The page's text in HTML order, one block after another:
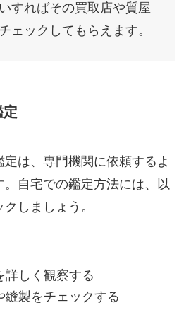
すればその買取店や質屋
ェックしてもらえます。
定
は、専門機関に依頼するよ
。自宅での鑑定方法には、以
しましょう。
詳しく観察する
縫製をチェックする